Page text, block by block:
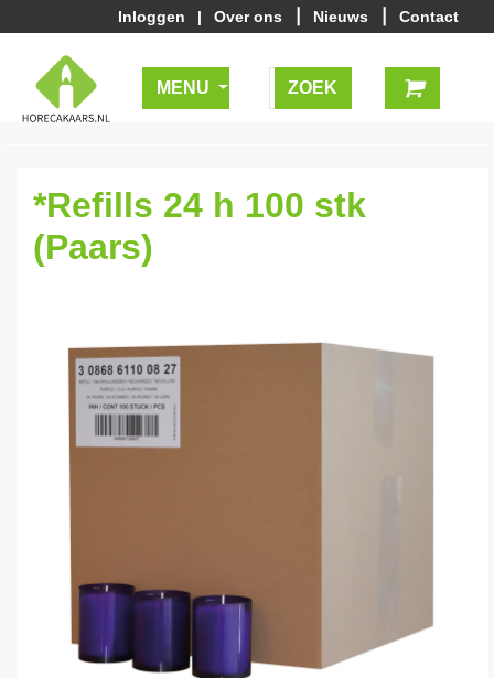
Inloggen | Over ons Nieuws Contact
MENU
*Refills 24 h 100 stk
(Paars)